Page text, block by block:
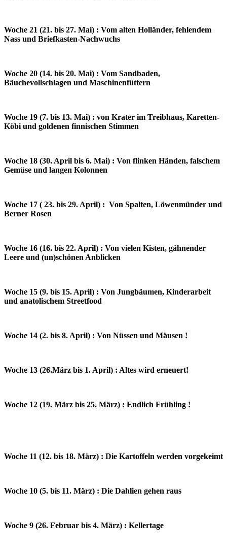
Woche 21 (21. bis 27. Mai) : Vom alten Holländer, fehlendem
Nass und Briefkasten-Nachwuchs
Woche 20 (14. bis 20. Mai) : Vom Sandbaden,
Bäuchevollschlagen und Maschinenfüttern
Woche 19 (7. bis 13. Mai) : von Krater im Treibhaus, Karetten-
Köbi und goldenen finnischen Stimmen
Woche 18 (30. April bis 6. Mai) : Von flinken Händen, falschem
Gemüse und langen Kolonnen
Woche 17 ( 23. bis 29. April) : Von Spalten, Löwenmünder und
Berner Rosen
Woche 16 (16. bis 22. April) : Von vielen Kisten, gähnender
Leere und (un)schönen Anblicken
Woche 15 (9. bis 15. April) : Von Jungbäumen, Kinderarbeit
und anatolischem Streetfood
Woche 14 (2. bis 8. April) : Von Nüssen und Mäusen !
Woche 13 (26.März bis 1. April) : Altes wird erneuert!
Woche 12 (19. März bis 25. März) : Endlich Frühling !
Woche 11 (12. bis 18. März) : Die Kartoffeln werden vorgekeimt
Woche 10 (5. bis 11. März) : Die Dahlien gehen raus
Woche 9 (26. Februar bis 4. März) : Kellertage